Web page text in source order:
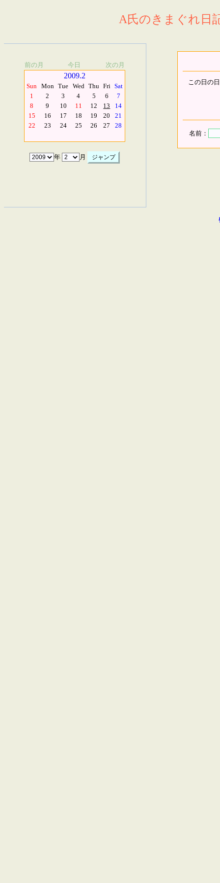
A氏のきまぐれ日
前の月 今日 次の月
2009.2
Sun Mon Tue Wed Thu Fri Sat
1
2 3 4 5 6
7
8
9 10 11 12 13
14
15
16 17 18 19 20
21
22
23 24 25 26 27 28
年 月
この日の
名前：